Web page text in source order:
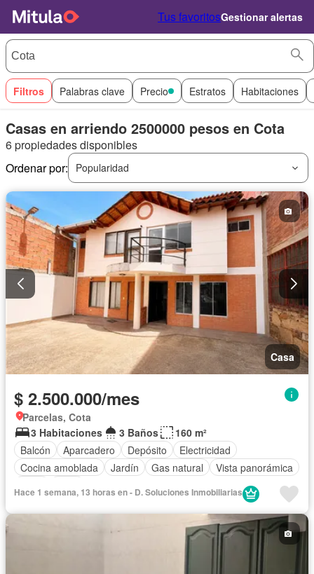
Tus favoritosGestionar alertas
Filtros Palabras clave Precio Estratos Habitaciones
Casas en arriendo 2500000 pesos en Cota
6 propiedades disponibles
Ordenar por:
Popularidad
Casa
$ 2.500.000/mes
Parcelas, Cota
3 Habitaciones
3 Baños
160 m²
Balcón
Aparcadero Depósito
Electricidad
Cocina amoblada
Jardín Gas natural
Vista panorámica
Hace 1 semana, 13 horas en - D. Soluciones Inmobiliarias